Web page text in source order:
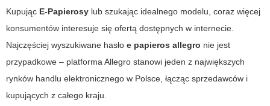
Kupując E-Papierosy lub szukając idealnego modelu, coraz więcej
konsumentów interesuje się ofertą dostępnych w internecie.
Najczęściej wyszukiwane hasło e papieros allegro nie jest
przypadkowe – platforma Allegro stanowi jeden z największych
rynków handlu elektronicznego w Polsce, łącząc sprzedawców i
kupujących z całego kraju.